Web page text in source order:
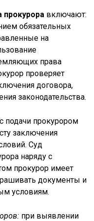
прокурора включают:
обязательных
на
права
проверяет
договора,
законодательства.
подачи прокурором
заключения
Суд
наряду с
прокурор имеет
документы и
условиям.
при выявлении